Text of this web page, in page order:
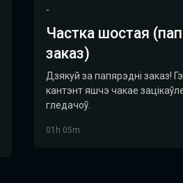
-
Частка шостая
заказ)
Дзякуй за папярэдні заказ!
кантэнт яшчэ чакае
гледачоў.
01h 05m